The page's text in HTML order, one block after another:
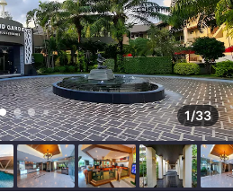
1/33